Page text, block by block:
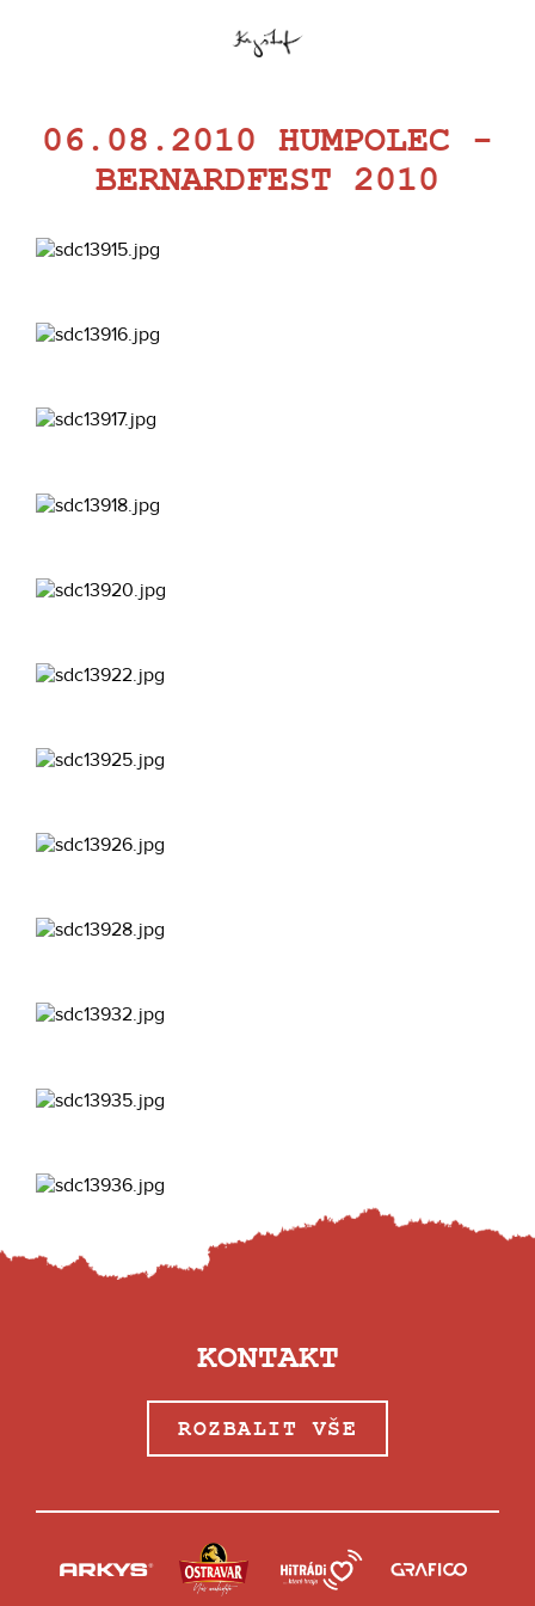
06.08.2010 HUMPOLEC -
BERNARDFEST 2010
KONTAKT
ROZBALIT VŠE